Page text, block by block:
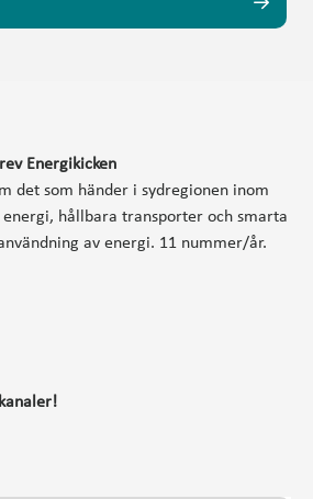
Energikicken
det som händer i sydregionen inom
hållbara transporter och smarta
av energi. 11 nummer/år.